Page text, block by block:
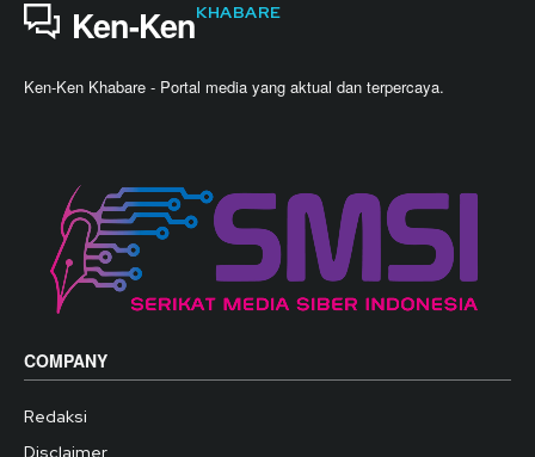
Ken-KenKHABARE
Ken-Ken Khabare - Portal media yang aktual dan terpercaya.
COMPANY
Redaksi
Disclaimer